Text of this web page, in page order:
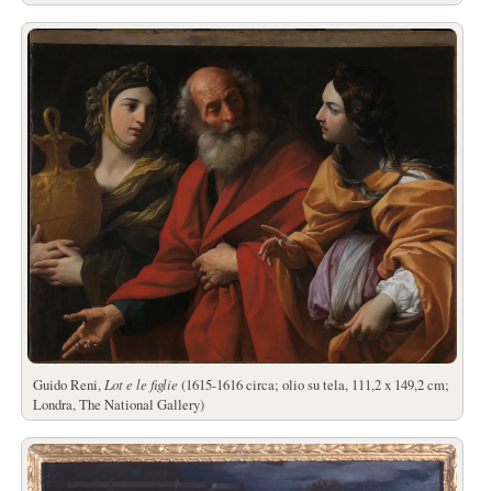
Guido Reni, Lot e le figlie (1615-1616 circa; olio su tela, 111,2 x 149,2 cm;
Londra, The National Gallery)